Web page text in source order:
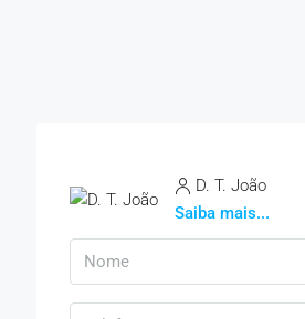
D. T. João
Saiba mais...